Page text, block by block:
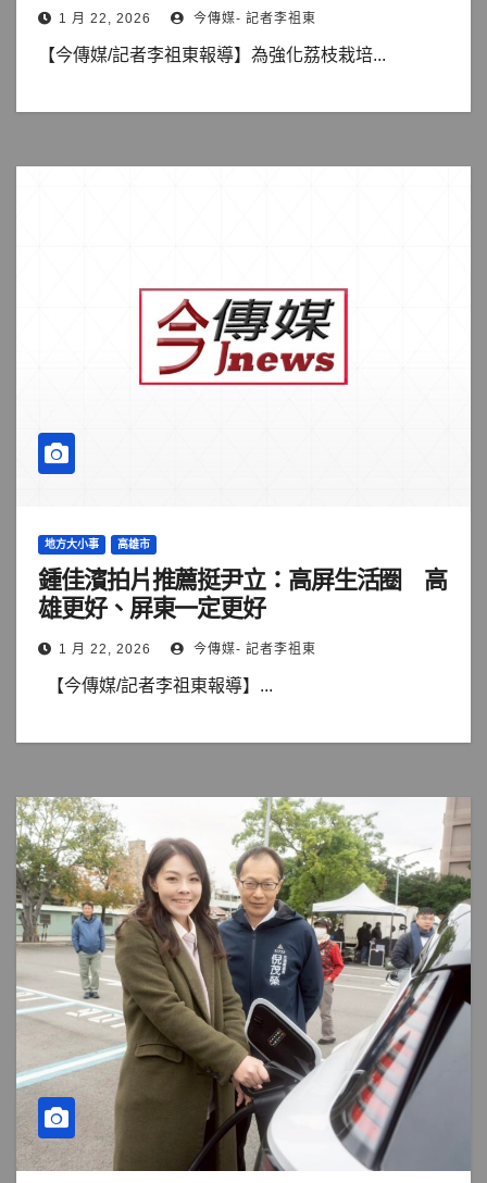
1 月 22, 2026 今傳媒- 記者李祖東
【今傳媒/記者李祖東報導】為強化荔枝栽培...
地方大小事 高雄市
鍾佳濱拍片推薦挺尹立：高屏生活圈 高
雄更好、屏東一定更好
1 月 22, 2026 今傳媒- 記者李祖東
【今傳媒/記者李祖東報導】...